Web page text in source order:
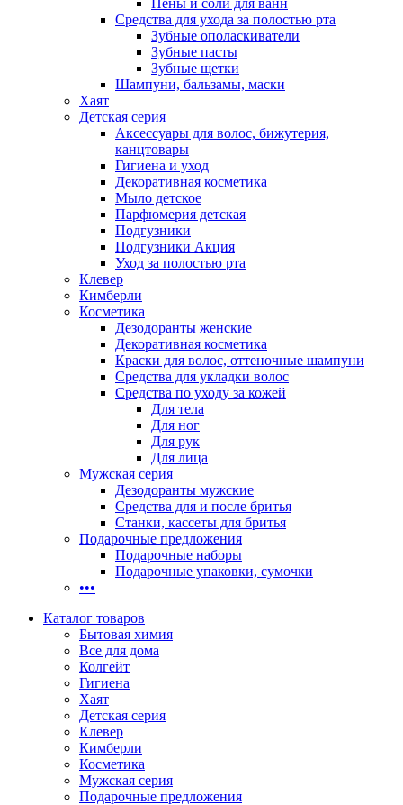
Пены и соли для ванн
Средства для ухода за полостью рта
Зубные ополаскиватели
Зубные пасты
Зубные щетки
Шампуни, бальзамы, маски
Хаят
Детская серия
Аксессуары для волос, бижутерия,
канцтовары
Гигиена и уход
Декоративная косметика
Мыло детское
Парфюмерия детская
Подгузники
Подгузники Акция
Уход за полостью рта
Клевер
Кимберли
Косметика
Дезодоранты женские
Декоративная косметика
Краски для волос, оттеночные шампуни
Средства для укладки волос
Средства по уходу за кожей
Для тела
Для ног
Для рук
Для лица
Мужская серия
Дезодоранты мужские
Средства для и после бритья
Станки, кассеты для бритья
Подарочные предложения
Подарочные наборы
Подарочные упаковки, сумочки
•••
Каталог товаров
Бытовая химия
Все для дома
Колгейт
Гигиена
Хаят
Детская серия
Клевер
Кимберли
Косметика
Мужская серия
Подарочные предложения